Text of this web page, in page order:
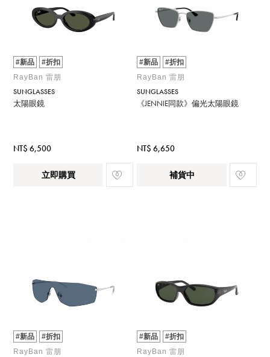
#新品
#折扣
RayBan 雷朋
SUNGLASSES
太陽眼鏡
NT$ 6,500
立即購買
#新品
#折扣
RayBan 雷朋
SUNGLASSES
《JENNIE同款》偏光太陽眼鏡
NT$ 6,650
補貨中
#新品
#折扣
RayBan 雷朋
#新品
#折扣
RayBan 雷朋